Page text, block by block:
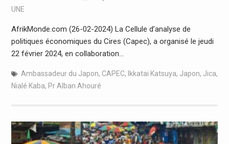
UNE
AfrikMonde.com (26-02-2024) La Cellule d’analyse de
politiques économiques du Cires (Capec), a organisé le jeudi
22 février 2024, en collaboration…
Ambassadeur du Japon, CAPEC, Ikkatai Katsuya, Japon, Jica,
Nialé Kaba, Pr Alban Ahouré